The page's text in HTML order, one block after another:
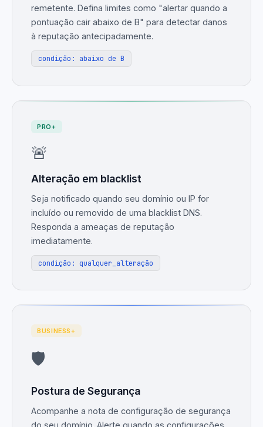
remetente. Defina limites como "alertar quando a
pontuação cair abaixo de B" para detectar danos
à reputação antecipadamente.
condição: abaixo de B
PRO+
🚨
Alteração em blacklist
Seja notificado quando seu domínio ou IP for
incluído ou removido de uma blacklist DNS.
Responda a ameaças de reputação
imediatamente.
condição: qualquer_alteração
BUSINESS+
🛡️
Postura de Segurança
Acompanhe a nota de configuração de segurança